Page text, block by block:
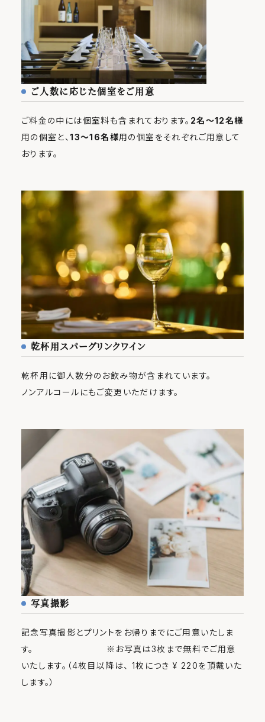
ご人数に応じた個室をご用意
ご料金の中には個室料も含まれております。 2名～12名様
用の個室と、13～16名様用の個室をそれぞれご用意して
おります。
乾杯用スパーグリンクワイン
乾杯用に御人数分のお飲み物が含まれています。
ノンアルコールにもご変更いただけます。
写真撮影
記念写真撮影とプリントをお帰りまでにご用意いたしま
す。 ※お写真は3枚まで無料でご用意
いたします。（4枚目以降は、 1枚につき ¥ 220を頂戴いた
します。）